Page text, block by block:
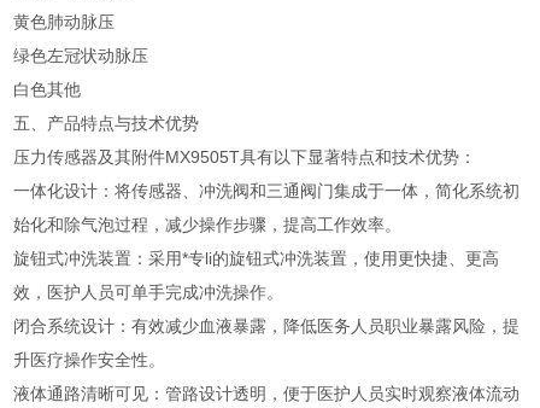
黄色肺动脉压
绿色左冠状动脉压
白色其他
五、产品特点与技术优势
压力传感器及其附件MX9505T具有以下显著特点和技术优势：
一体化设计：将传感器、冲洗阀和三通阀门集成于一体，简化系统初
始化和除气泡过程，减少操作步骤，提高工作效率。
旋钮式冲洗装置：采用*专li的旋钮式冲洗装置，使用更快捷、更高
效，医护人员可单手完成冲洗操作。
闭合系统设计：有效减少血液暴露，降低医务人员职业暴露风险，提
升医疗操作安全性。
液体通路清晰可见：管路设计透明，便于医护人员实时观察液体流动